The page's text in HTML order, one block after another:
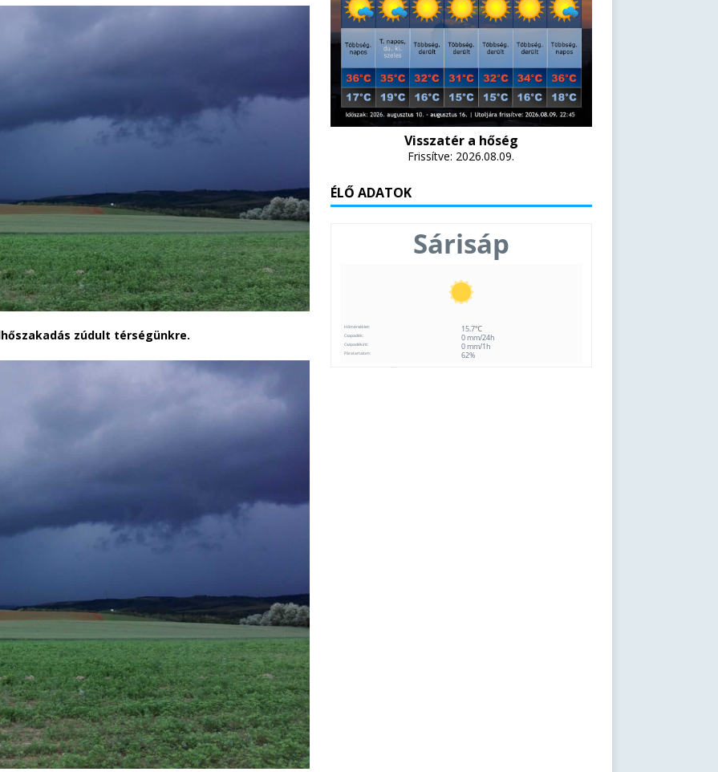
zúdult térségünkre.
Visszatér a hőség
Frissítve: 2026.08.09.
ÉLŐ ADATOK